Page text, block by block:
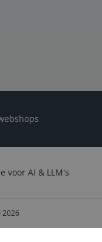
voor AI & LLM's
2026